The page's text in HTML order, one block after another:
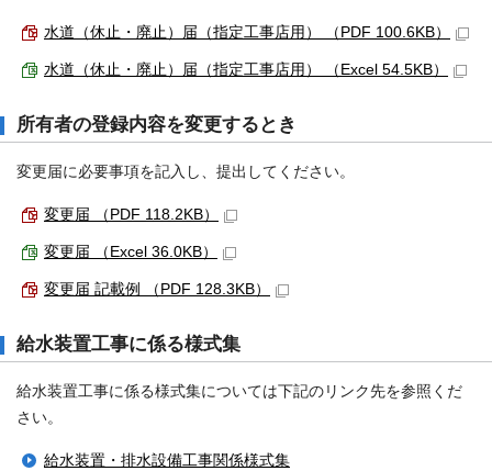
水道（休止・廃止）届（指定工事店用） （PDF 100.6KB）
水道（休止・廃止）届（指定工事店用） （Excel 54.5KB）
所有者の登録内容を変更するとき
変更届に必要事項を記入し、提出してください。
変更届 （PDF 118.2KB）
変更届 （Excel 36.0KB）
変更届 記載例 （PDF 128.3KB）
給水装置工事に係る様式集
給水装置工事に係る様式集については下記のリンク先を参照くだ
さい。
給水装置・排水設備工事関係様式集